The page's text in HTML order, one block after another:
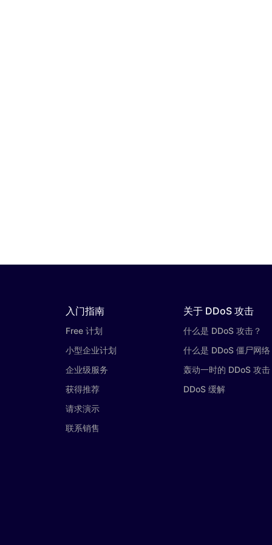
入门指南
Free 计划
小型企业计划
企业级服务
获得推荐
请求演示
联系销售
关于 DDoS 攻击
什么是 DDoS 攻击？
什么是 DDoS 僵尸网络
轰动一时的 DDoS 攻击
DDoS 缓解